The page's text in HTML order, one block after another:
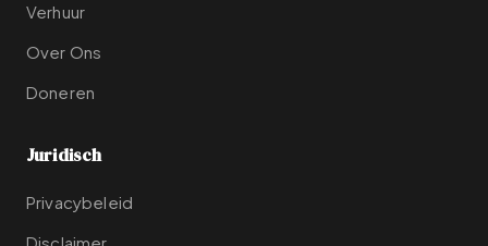
Verhuur
Over Ons
Doneren
Juridisch
Privacybeleid